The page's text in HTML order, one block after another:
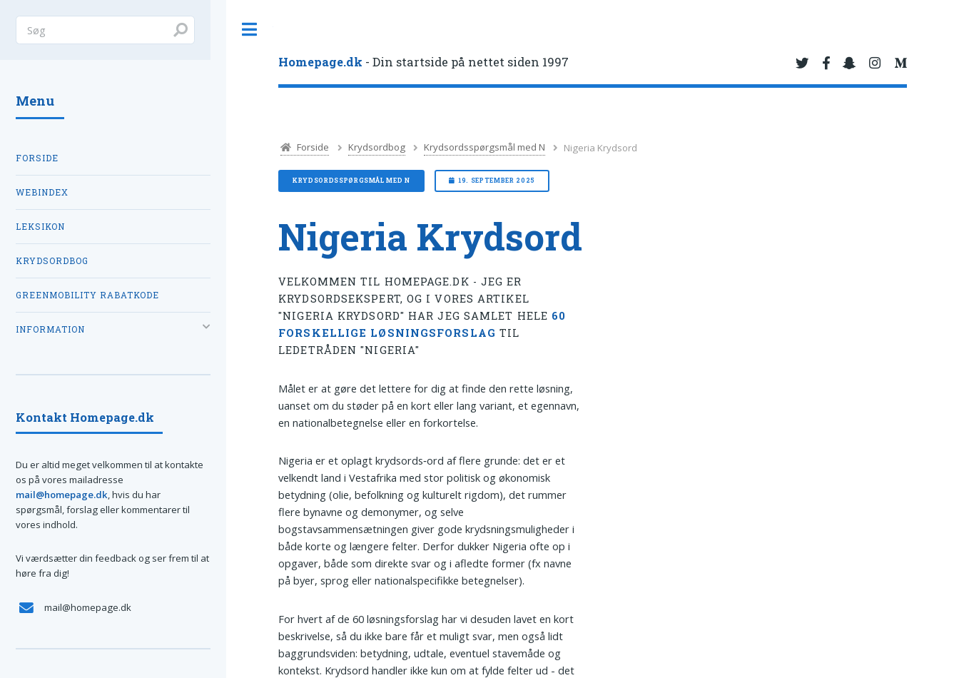
Homepage.dk - Din startside på nettet siden 1997
Forside Krydsordbog Krydsordsspørgsmål med N Nigeria Krydsord
KRYDSORDSSPØRGSMÅL MED N 19. SEPTEMBER 2025
Nigeria Krydsord
VELKOMMEN TIL HOMEPAGE.DK - JEG ER
KRYDSORDSEKSPERT, OG I VORES ARTIKEL
"NIGERIA KRYDSORD" HAR JEG SAMLET HELE 60
FORSKELLIGE LØSNINGSFORSLAG TIL
LEDETRÅDEN "NIGERIA"
Målet er at gøre det lettere for dig at finde den rette løsning,
uanset om du støder på en kort eller lang variant, et egennavn,
en nationalbetegnelse eller en forkortelse.
Nigeria er et oplagt krydsords‑ord af flere grunde: det er et
velkendt land i Vestafrika med stor politisk og økonomisk
betydning (olie, befolkning og kulturelt rigdom), det rummer
flere bynavne og demonymer, og selve
bogstavsammensætningen giver gode krydsningsmuligheder i
både korte og længere felter. Derfor dukker Nigeria ofte op i
opgaver, både som direkte svar og i afledte former (fx navne
på byer, sprog eller nationalspecifikke betegnelser).
For hvert af de 60 løsningsforslag har vi desuden lavet en kort
beskrivelse, så du ikke bare får et muligt svar, men også lidt
baggrundsviden: betydning, udtale, eventuel stavemåde og
kontekst. Krydsord handler ikke kun om at fylde felter ud - det
Menu
FORSIDE
WEBINDEX
LEKSIKON
KRYDSORDBOG
GREENMOBILITY RABATKODE
INFORMATION
Kontakt Homepage.dk
Du er altid meget velkommen til at kontakte
os på vores mailadresse
mail@homepage.dk, hvis du har
spørgsmål, forslag eller kommentarer til
vores indhold.
Vi værdsætter din feedback og ser frem til at
høre fra dig!
mail@homepage.dk